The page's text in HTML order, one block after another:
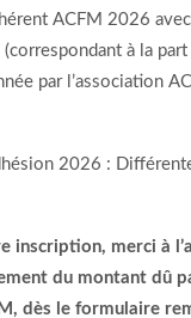
ACFM 2026
à la
par l’association
2026 :
inscription, merci à
du montant dû
dès le formulaire